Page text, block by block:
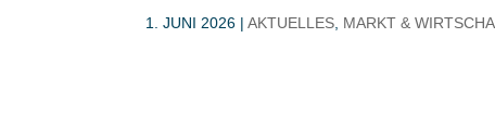
1. JUNI 2026 |AKTUELLES MARKT &